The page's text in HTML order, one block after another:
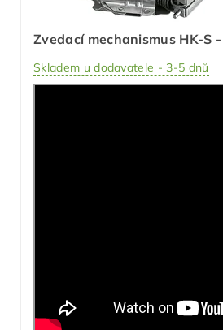
Zvedací mechanismus HK-S
Skladem u dodavatele - 3-5 dnů